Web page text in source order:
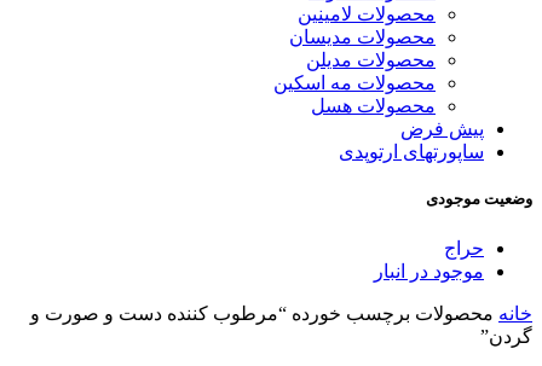
محصولات لامینین
محصولات مدیسان
محصولات مدیلن
محصولات مه اسکین
محصولات هسل
پیش فرض
ساپورتهای ارتوپدی
وضعیت موجودی
حراج
موجود در انبار
خانه محصولات برچسب خورده “مرطوب کننده دست و صورت و
گردن”